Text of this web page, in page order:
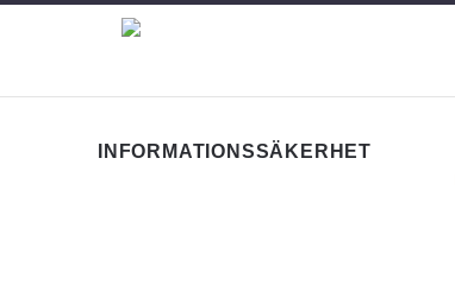
INFORMATIONSSÄKERHET